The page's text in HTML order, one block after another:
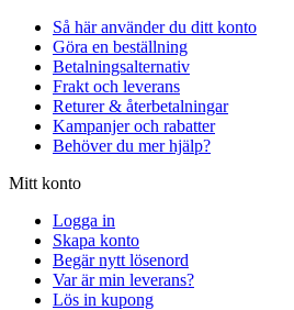
Så här använder du ditt konto
Göra en beställning
Betalningsalternativ
Frakt och leverans
Returer & återbetalningar
Kampanjer och rabatter
Behöver du mer hjälp?
Mitt konto
Logga in
Skapa konto
Begär nytt lösenord
Var är min leverans?
Lös in kupong